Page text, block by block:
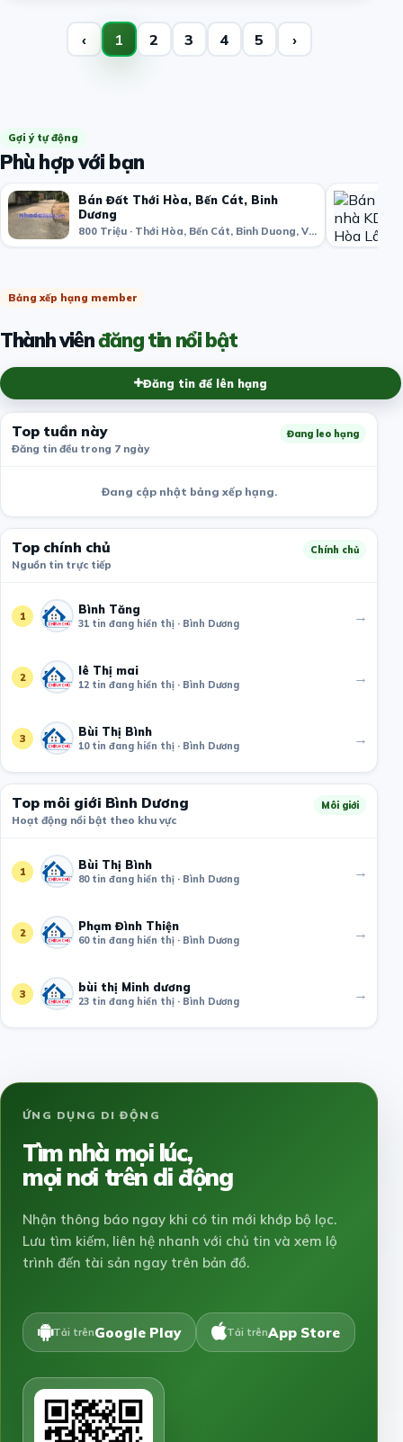
‹ 1 2 3 4 5 ›
Gợi ý tự động
Phù hợp với bạn
Bán Đất Thới Hòa, Bến Cát, Binh
Dương
800 Triệu · Thới Hòa, Bến Cát, Binh Duong, Vietnam
Bảng xếp hạng member
Thành viênđăng tin nổi bật
Đăng tin để lên hạng
Top tuần này
Đăng tin đều trong 7 ngày
Đang leo hạng
Đang cập nhật bảng xếp hạng.
Top chính chủ
Nguồn tin trực tiếp
Chính chủ
1 Bình Tăng
31 tin đang hiển thị · Bình Dương →
2 lê Thị mai
12 tin đang hiển thị · Bình Dương →
3 Bùi Thị Bình
10 tin đang hiển thị · Bình Dương →
Top môi giới Bình Dương
Hoạt động nổi bật theo khu vực
Môi giới
1 Bùi Thị Bình
80 tin đang hiển thị · Bình Dương →
2 Phạm Đình Thiện
60 tin đang hiển thị · Bình Dương →
3 bùi thị Minh dương
23 tin đang hiển thị · Bình Dương →
ỨNG DỤNG DI ĐỘNG
Tìm nhà mọi lúc,
mọi nơi trên di động
Nhận thông báo ngay khi có tin mới khớp bộ lọc.
Lưu tìm kiếm, liên hệ nhanh với chủ tin và xem lộ
trình đến tài sản ngay trên bản đồ.
Tải trênGoogle Play Tải trênApp Store